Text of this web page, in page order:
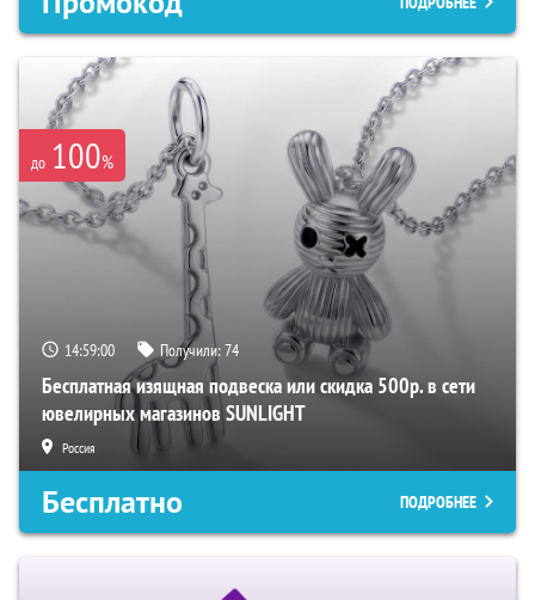
до 100%
14:59:00 Получили:74
Бесплатная изящная подвеска или скидка 500р. в сети
ювелирных магазинов SUNLIGHT
Россия
Бесплатно ПОДРОБНЕЕ